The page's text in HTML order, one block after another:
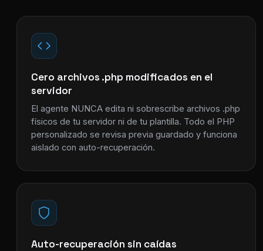
Cero archivos .php modificados en el
servidor
El agente NUNCA edita ni sobrescribe archivos .php
físicos de tu servidor ni de tu plantilla. Todo el PHP
personalizado se revisa previa guardado y funciona
aislado con auto-recuperación.
Auto-recuperación sin caídas